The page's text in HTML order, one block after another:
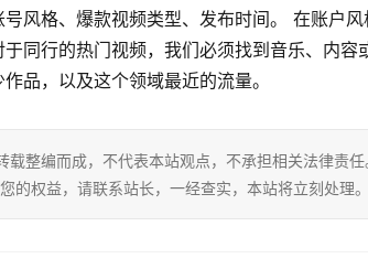
风格、爆款视频类型、发布时间。 在账户
同行的热门视频，我们必须找到音乐、内容
品，以及这个领域最近的流量。
整编而成，不代表本站观点，不承担相关法律责
权益，请联系站长，一经查实，本站将立刻处理。